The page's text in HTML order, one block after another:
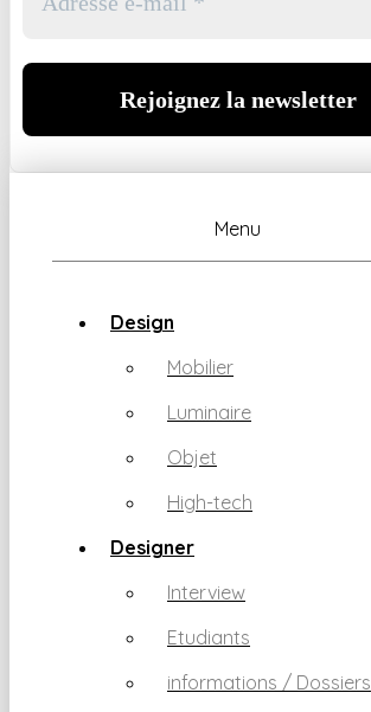
Menu
Design
Mobilier
Luminaire
Objet
High-tech
Designer
Interview
Etudiants
informations / Dossiers